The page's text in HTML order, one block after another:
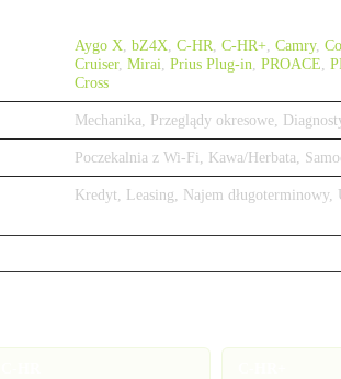
Aygo X bZ4X C-HR C-HR+ Camry,
Cruiser, Mirai Prius Plug-in PROACE
Cross
Mechanika, Przeglądy okresowe,
Poczekalnia z Wi-Fi, Kawa/Herbata,
Kredyt, Leasing, Najem długoterminowy,